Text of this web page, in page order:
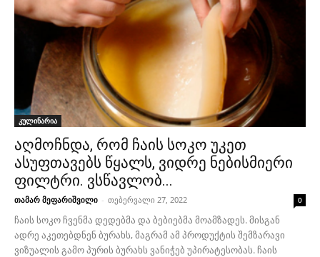
კულინარია
აღმოჩნდა, რომ ჩაის სოკო უკეთ
ასუფთავებს წყალს, ვიდრე ნებისმიერი
ფილტრი. ვსწავლობ...
თამარ მეფარიშვილი - თებერვალი 27, 2022 0
ჩაის სოკო ჩვენმა დედებმა და ბებიებმა მოამზადეს. მისგან
ადრე აკეთებდნენ ბურახს, მაგრამ ამ პროდუქტის შემზარავი
ვიზუალის გამო პურის ბურახს ვანიჭებ უპირატესობას. ჩაის